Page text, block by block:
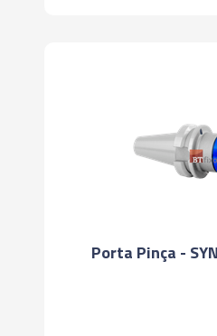
Porta Pinça -